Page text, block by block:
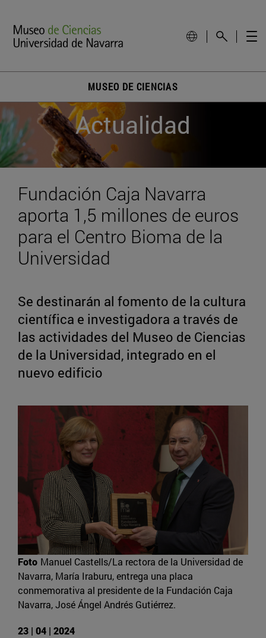
MUSEO DE CIENCIAS
Actualidad
Fundación Caja Navarra
aporta 1,5 millones de euros
para el Centro Bioma de la
Universidad
Se destinarán al fomento de la cultura
científica e investigadora a través de
las actividades del Museo de Ciencias
de la Universidad, integrado en el
nuevo edificio
Foto Manuel Castells/La rectora de la Universidad de
Navarra, María Iraburu, entrega una placa
conmemorativa al presidente de la Fundación Caja
Navarra, José Ángel Andrés Gutiérrez.
23 | 04 | 2024